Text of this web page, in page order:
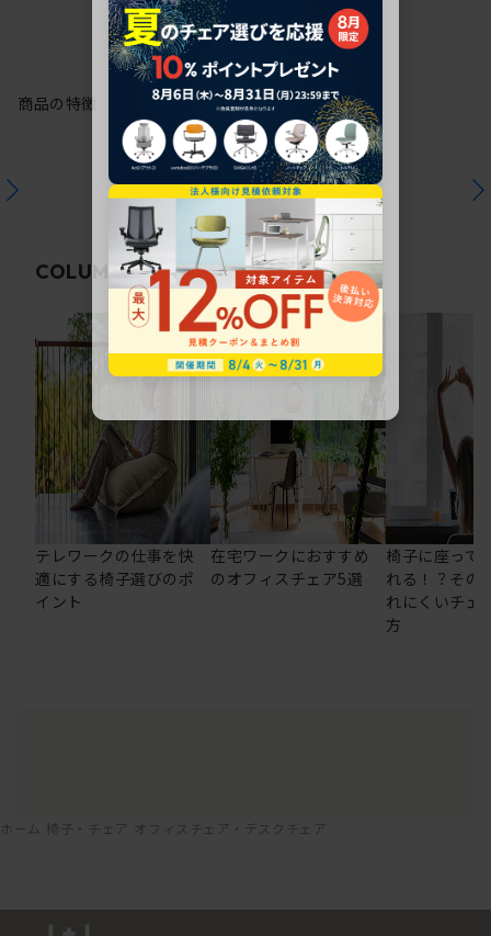
商品の特徴
COLUMN関連コラム
テレワークの仕事を快
適にする椅子選びのポ
イント
在宅ワークにおすすめ
のオフィスチェア5選
椅子に座って
れる！？その
れにくいチェ
方
ホーム 椅子・チェア オフィスチェア・デスクチェア